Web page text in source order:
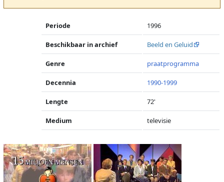
Periode 1996
Beschikbaar in archief Beeld en Geluid
Genre praatprogramma
Decennia 1990-1999
Lengte 72'
Medium televisie